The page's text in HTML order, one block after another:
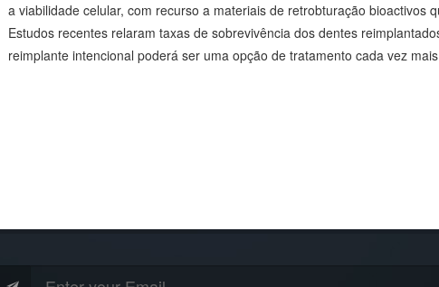
a viabilidade celular, com recurso a materiais de retrobturação bioactivos
Estudos recentes relaram taxas de sobrevivência dos dentes
reimplante intencional poderá ser uma opção de tratamento cada vez